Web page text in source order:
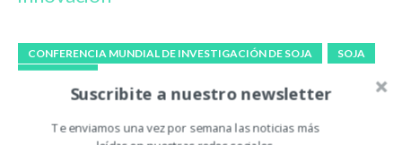
CONFERENCIA MUNDIAL DE INVESTIGACIÓN DE SOJA
SOJA
WSRC 2023
Artículo anterior Artículo siguiente
Suscribite a nuestro newsletter
Te enviamos una vez por semana las noticias más